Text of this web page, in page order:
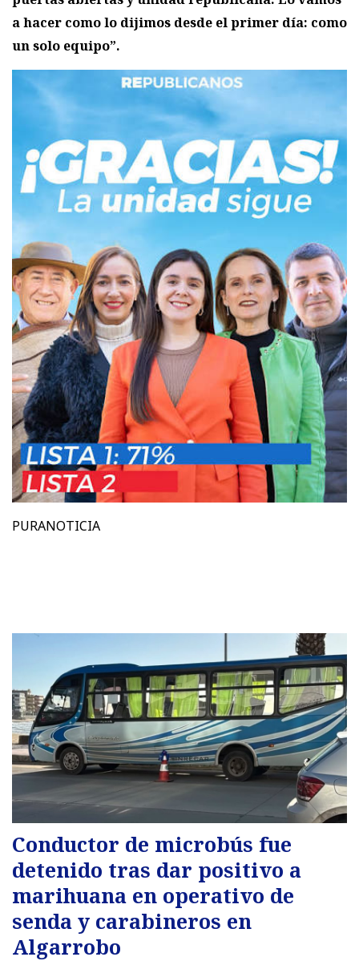
a hacer como lo dijimos desde el primer día: como
un solo equipo”.
PURANOTICIA
Conductor de microbús fue
detenido tras dar positivo a
marihuana en operativo de
senda y carabineros en
Algarrobo